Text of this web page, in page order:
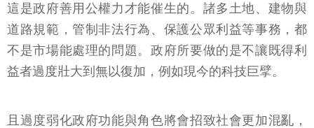
這是政府善用公權力才能催生的。諸多土地、建物與
道路規範，管制非法行為、保護公眾利益等事務，都
不是市場能處理的問題。政府所要做的是不讓既得利
益者過度壯大到無以復加，例如現今的科技巨擘。
且過度弱化政府功能與角色將會招致社會更加混亂，